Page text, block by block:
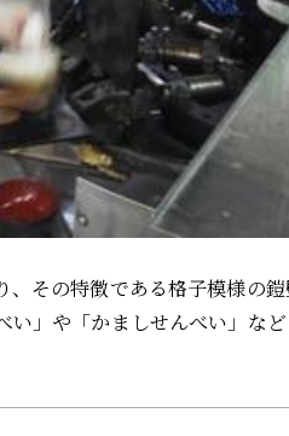
その特徴である格子模様の
い」や「かましせんべい」な